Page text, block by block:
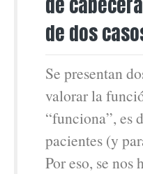
de
de dos
Se presentan
valorar la
“funciona”, es
pacientes (y
Por eso, se